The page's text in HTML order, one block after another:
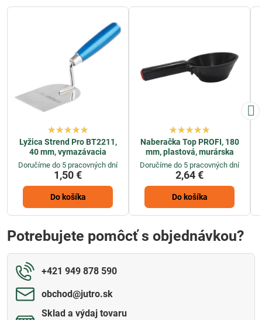
Lyžica Strend Pro BT2211,
40 mm, vymazávacia
Doručíme do 5 pracovných dní
1,50 €
Do košíka
Naberačka Top PROFI, 180
mm, plastová, murárska
Doručíme do 5 pracovných dní
2,64 €
Do košíka
Potrebujete pomôcť s objednávkou?
+421 949 878 590
obchod​@jutro​.sk
Sklad a výdaj tovaru